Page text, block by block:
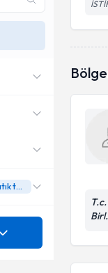
Laparoskopik fıtık tedavisi